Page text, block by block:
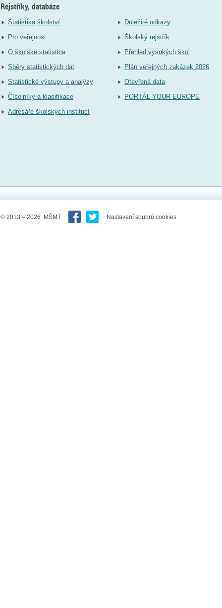
Rejstříky, databáze
Statistika školství
Pro veřejnost
O školské statistice
Sběry statistických dat
Statistické výstupy a analýzy
Číselníky a klasifikace
Adresáře školských institucí
Důležité odkazy
Školský rejstřík
Přehled vysokých škol
Plán veřejných zakázek 2026
Otevřená data
PORTÁL YOUR EUROPE
© 2013 – 2026 MŠMT Nastavení soubrů cookies